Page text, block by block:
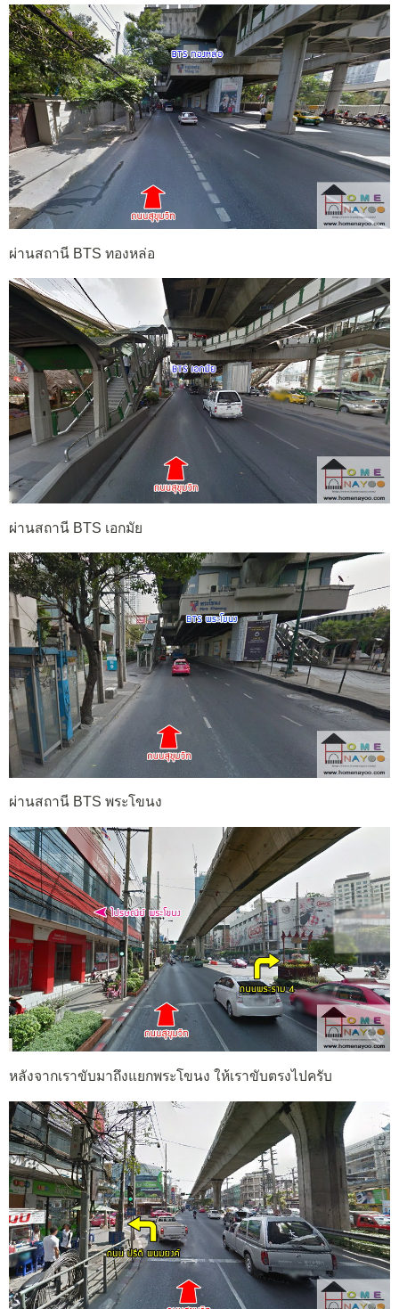
ผ่านสถานี BTS ทองหล่อ
ผ่านสถานี BTS เอกมัย
ผ่านสถานี BTS พระโขนง
หลังจากเราขับมาถึงแยกพระโขนง ให้เราขับตรงไปครับ